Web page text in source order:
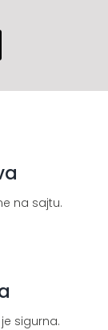
na sajtu.
sigurna.